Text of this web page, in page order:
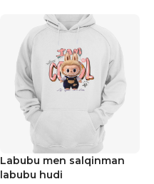
Labubu men salqinman
labubu hudi